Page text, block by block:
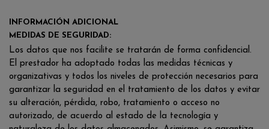
INFORMACIÓN ADICIONAL
MEDIDAS DE SEGURIDAD:
Los datos que nos facilite se tratarán de forma confidencial.
El prestador ha adoptado todas las medidas técnicas y
organizativas y todos los niveles de protección necesarios para
garantizar la seguridad en el tratamiento de los datos y evitar
su alteración, pérdida, robo, tratamiento o acceso no
autorizado, de acuerdo al estado de la tecnología y